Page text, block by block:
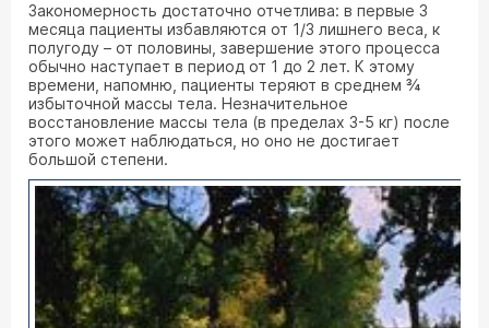
Закономерность достаточно отчетлива: в первые 3
месяца пациенты избавляются от 1/3 лишнего веса, к
полугоду – от половины, завершение этого процесса
обычно наступает в период от 1 до 2 лет. К этому
времени, напомню, пациенты теряют в среднем ¾
избыточной массы тела. Незначительное
восстановление массы тела (в пределах 3-5 кг) после
этого может наблюдаться, но оно не достигает
большой степени.